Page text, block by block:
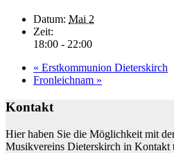
Datum: Mai 2
Zeit:
18:00 - 22:00
« Erstkommunion Dieterskirch
Fronleichnam »
Kontakt
Hier haben Sie die Möglichkeit mit
Musikvereins Dieterskirch in Kontakt